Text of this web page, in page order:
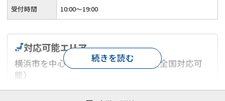
受付時間 10:00～19:00
対応可能エリア
横浜市を中心とした神奈川県エリア（全国対応可
能）
続きを読む